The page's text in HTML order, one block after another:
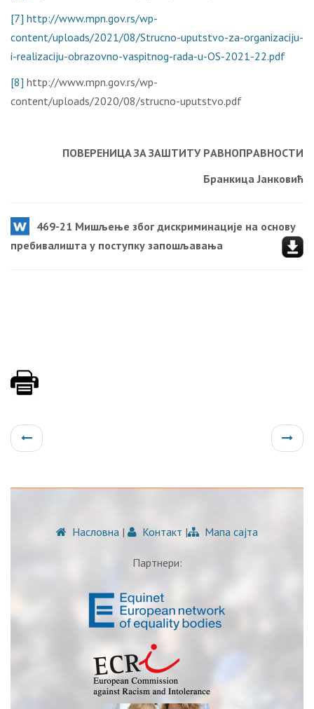
[7] http://www.mpn.gov.rs/wp-
content/uploads/2021/08/Strucno-uputstvo-za-organizaciju-
i-realizaciju-obrazovno-vaspitnog-rada-u-OS-2021-22.pdf
[8] http://www.mpn.gov.rs/wp-
content/uploads/2020/08/strucno-uputstvo.pdf
ПOВEРEНИЦA ЗA ЗAШTИTУ РAВНOПРAВНOСTИ
Брaнкицa Jaнкoвић
469-21 Мишљење због дискриминације на основу
пребивалишта у поступку запошљавања
Насловна | Контакт | Мапа сајта
Партнери: